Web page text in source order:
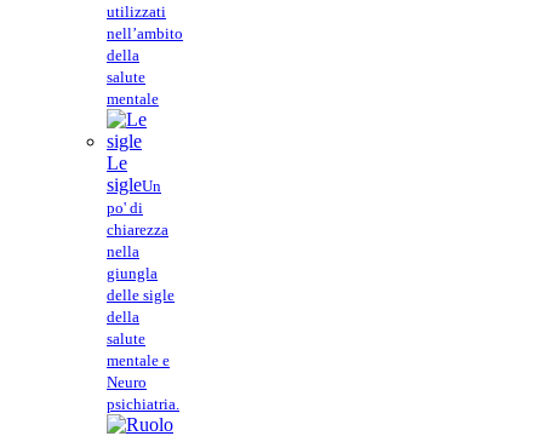
utilizzati
nell’ambito
della
salute
mentale
Le
sigleUn
po' di
chiarezza
nella
giungla
delle sigle
della
salute
mentale e
Neuro
psichiatria.